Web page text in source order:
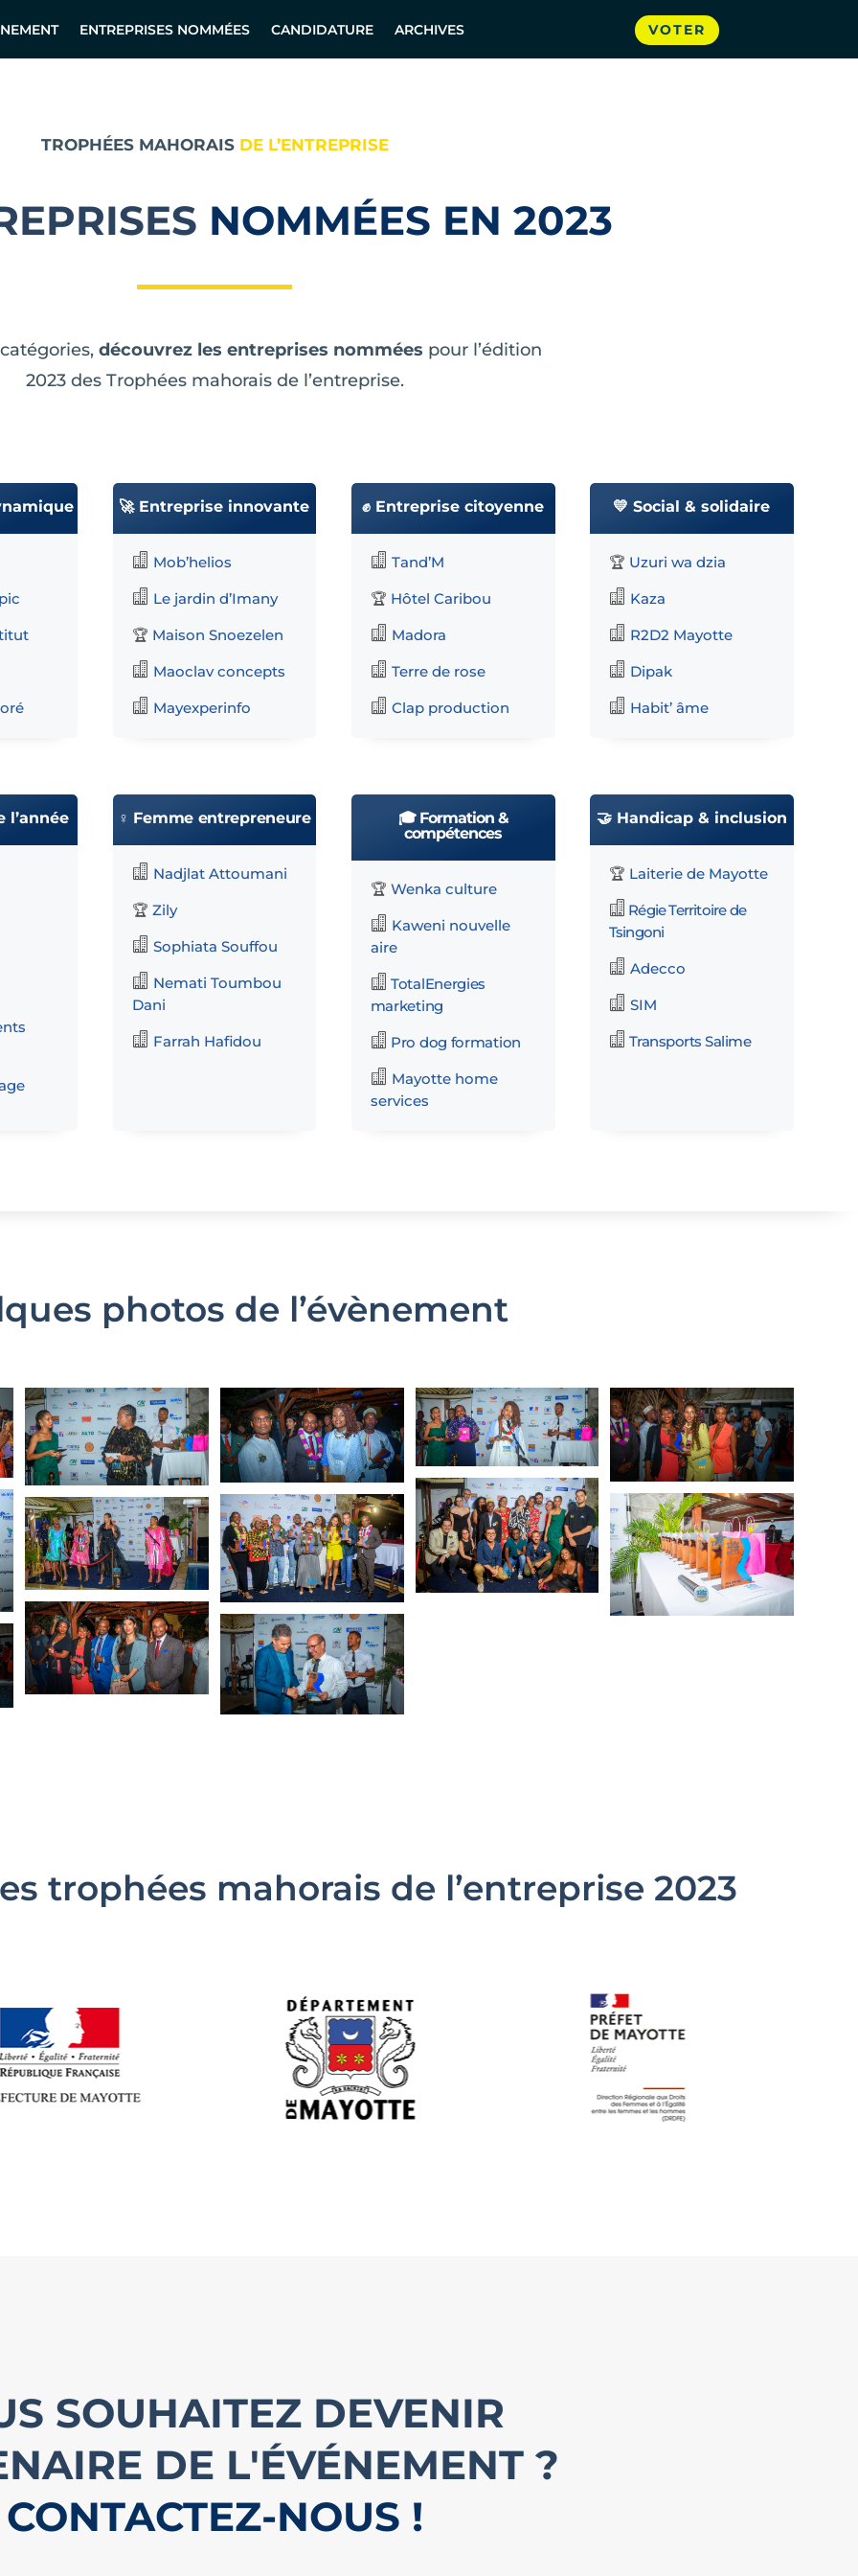
ENTREPRISES NOMMÉES CANDIDATURE ARCHIVES VOTER
TROPHÉES MAHORAIS DE L’ENTREPRISE
NOMMÉES EN 2023
découvrez les entreprises nommées pour l’édition
2023 des Trophées mahorais de l’entreprise.
🚀 Entreprise innovante
 Mob’helios
 Le jardin d’Imany
🏆 Maison Snoezelen
 Maoclav concepts
 Mayexperinfo
✊ Entreprise citoyenne
 Tand’M
🏆 Hôtel Caribou
 Madora
 Terre de rose
 Clap production
💛 Social & solidaire
🏆 Uzuri wa dzia
 Kaza
 R2D2 Mayotte
 Dipak
 Habit’ âme
♀️ Femme entrepreneure
 Nadjlat Attoumani
🏆 Zily
 Sophiata Souffou
 Nemati Toumbou
Dani
 Farrah Hafidou
🎓 Formation &
compétences
🏆 Wenka culture
 Kaweni nouvelle
aire
 TotalEnergies
marketing
 Pro dog formation
 Mayotte home
services
🤝 Handicap & inclusion
🏆 Laiterie de Mayotte
 Régie Territoire de
Tsingoni
 Adecco
 SIM
 Transports Salime
photos de l’évènement
trophées mahorais de l’entreprise 2023
SOUHAITEZ DEVENIR
DE L'ÉVÉNEMENT ?
CONTACTEZ-NOUS !